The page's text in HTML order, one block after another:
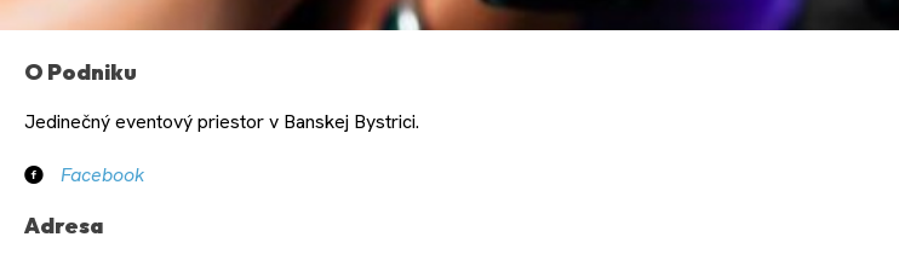
O Podniku
Jedinečný eventový priestor v Banskej Bystrici.
Facebook
Adresa